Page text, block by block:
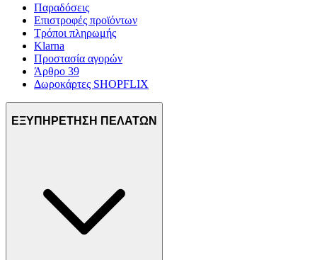
Παραδόσεις
Επιστροφές προϊόντων
Τρόποι πληρωμής
Klarna
Προστασία αγορών
Άρθρο 39
Δωροκάρτες SHOPFLIX
ΕΞΥΠΗΡΕΤΗΣΗ ΠΕΛΑΤΩΝ